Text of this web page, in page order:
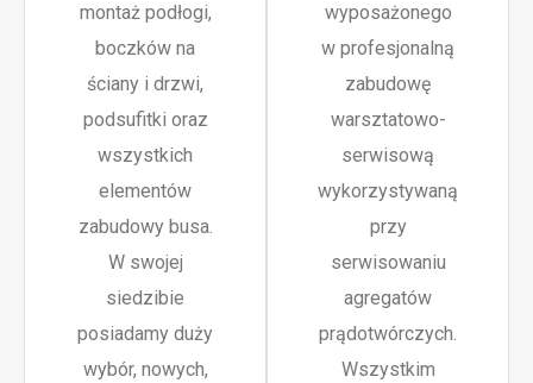
montaż podłogi,
boczków na
ściany i drzwi,
podsufitki oraz
wszystkich
elementów
zabudowy busa.
W swojej
siedzibie
posiadamy duży
wybór, nowych,
wyposażonego
w profesjonalną
zabudowę
warsztatowo-
serwisową
wykorzystywaną
przy
serwisowaniu
agregatów
prądotwórczych.
Wszystkim